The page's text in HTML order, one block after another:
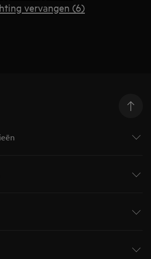
vervangen (6)